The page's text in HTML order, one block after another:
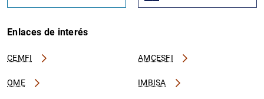
Enlaces de interés
CEMFI AMCESFI
OME IMBISA